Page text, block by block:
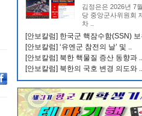
김정은은 2026년 7
당 중앙군사위원회
차 ..
[안보칼럼] 한국군 핵잠수함(SSN) 보
[안보칼럼] ‘유엔군 참전의 날’ 및 ..
[안보칼럼] 북한 핵물질 증산 동향과 ..
[안보칼럼] 북한의 국호 변경 의도와 ..